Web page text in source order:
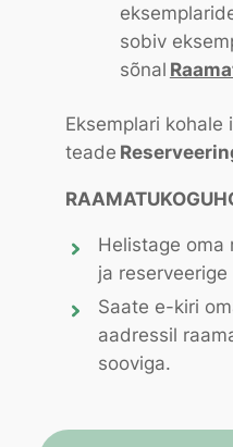
sobiv
sõnal
Eksemplari kohale
teade
Helistage oma
ja
Saate e-kiri
aadressil
sooviga.